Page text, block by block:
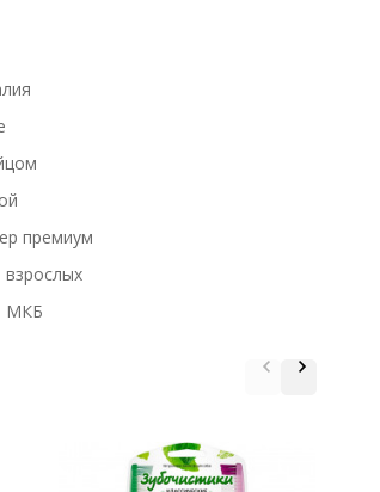
премиум
взрослых
МКБ